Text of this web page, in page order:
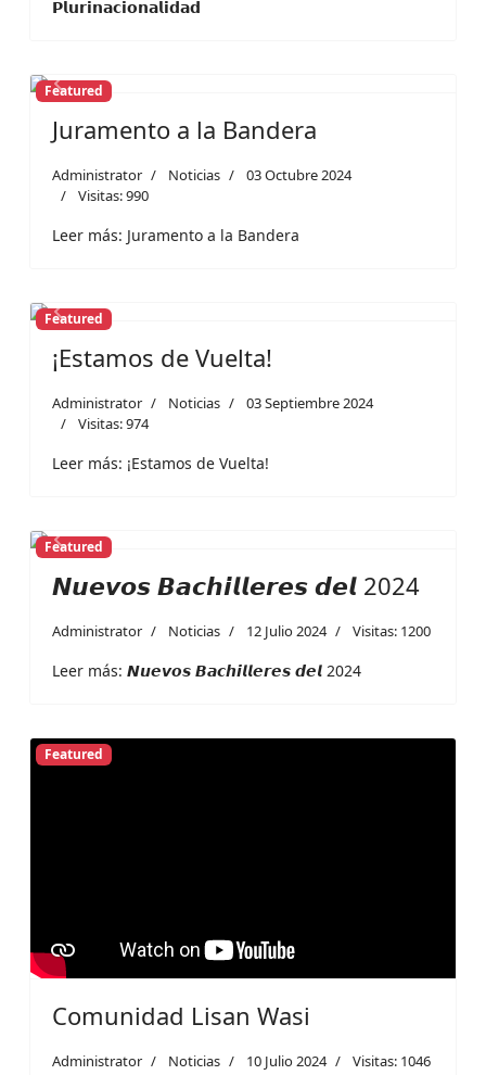
𝗣𝗹𝘂𝗿𝗶𝗻𝗮𝗰𝗶𝗼𝗻𝗮𝗹𝗶𝗱𝗮𝗱
Previous
Featured
Juramento a la Bandera
Administrator Noticias
03 Octubre 2024
Visitas: 990
Leer más: Juramento a la Bandera
Previous
Featured
¡Estamos de Vuelta!
Administrator Noticias
03 Septiembre 2024
Visitas: 974
Leer más: ¡Estamos de Vuelta!
Previous
Featured
𝙉𝙪𝙚𝙫𝙤𝙨 𝘽𝙖𝙘𝙝𝙞𝙡𝙡𝙚𝙧𝙚𝙨 𝙙𝙚𝙡 2024
Administrator Noticias 12 Julio 2024 Visitas: 1200
Leer más: 𝙉𝙪𝙚𝙫𝙤𝙨 𝘽𝙖𝙘𝙝𝙞𝙡𝙡𝙚𝙧𝙚𝙨 𝙙𝙚𝙡 2024
Featured
Comunidad Lisan Wasi
Administrator Noticias 10 Julio 2024 Visitas: 1046